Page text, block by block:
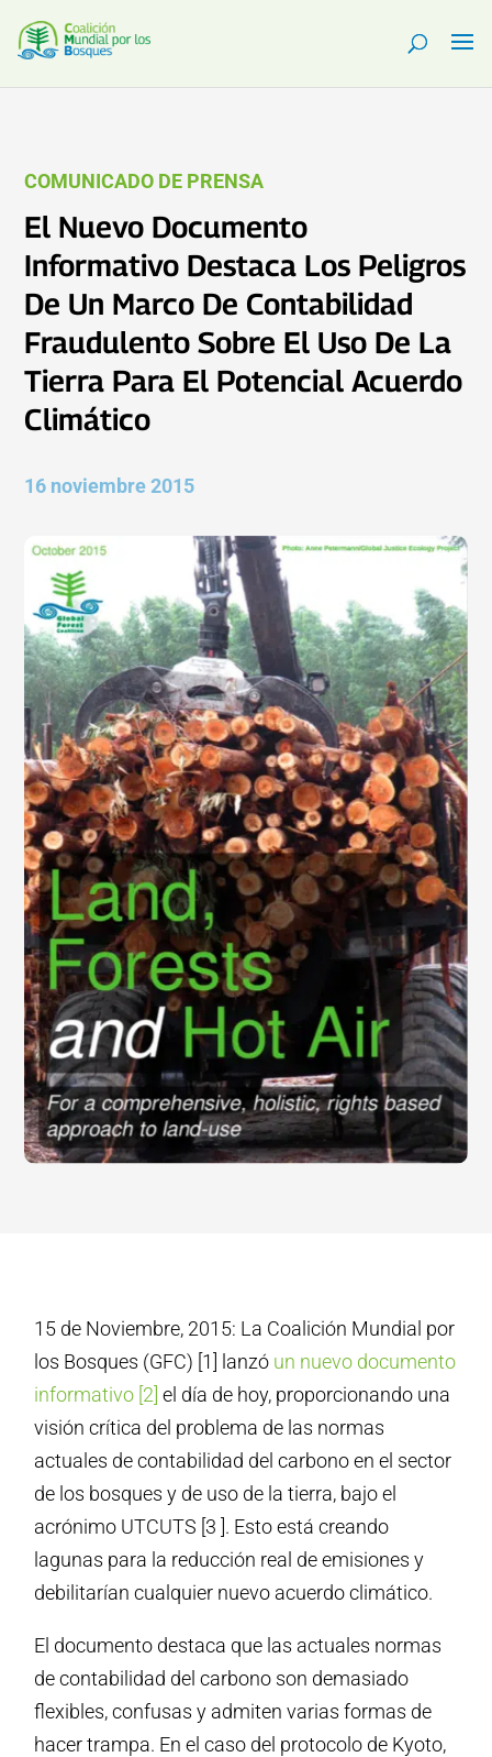
COMUNICADO DE PRENSA
El Nuevo Documento
Informativo Destaca Los Peligros
De Un Marco De Contabilidad
Fraudulento Sobre El Uso De La
Tierra Para El Potencial Acuerdo
Climático
16 noviembre 2015
15 de Noviembre, 2015: La Coalición Mundial por
los Bosques (GFC) [1] lanzó un nuevo documento
informativo [2] el día de hoy, proporcionando una
visión crítica del problema de las normas
actuales de contabilidad del carbono en el sector
de los bosques y de uso de la tierra, bajo el
acrónimo UTCUTS [3 ]. Esto está creando
lagunas para la reducción real de emisiones y
debilitarían cualquier nuevo acuerdo climático.
El documento destaca que las actuales normas
de contabilidad del carbono son demasiado
flexibles, confusas y admiten varias formas de
hacer trampa. En el caso del protocolo de Kyoto,